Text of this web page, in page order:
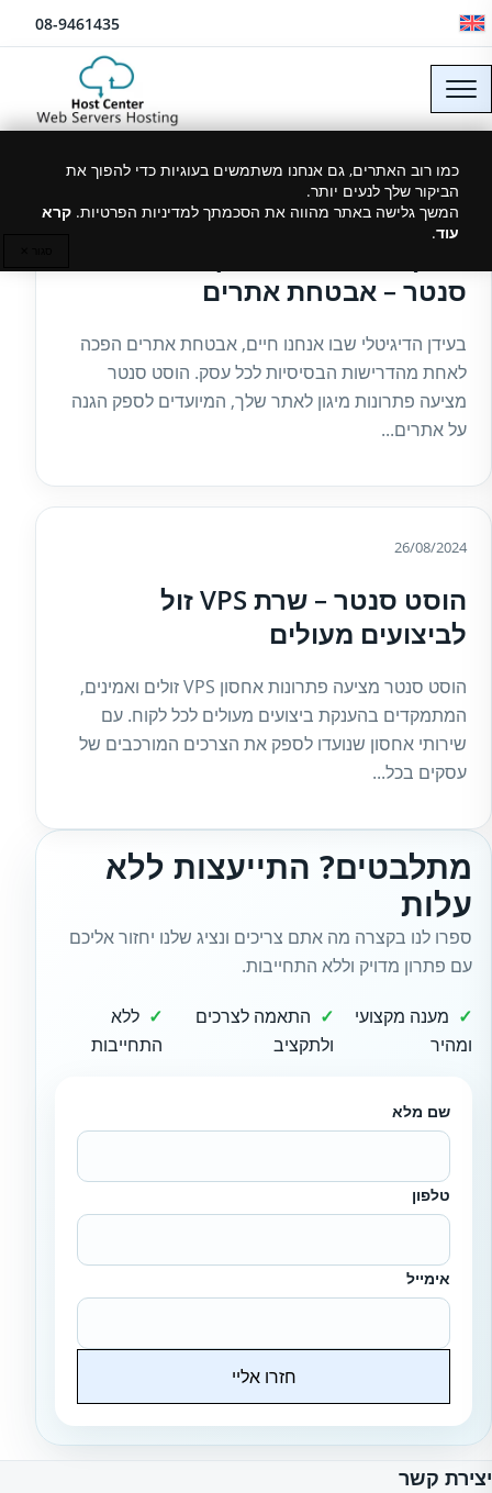
דלג לתוכן 08-9461435
כמו רוב האתרים, גם אנחנו משתמשים בעוגיות כדי להפוך את
הביקור שלך לנעים יותר.
המשך גלישה באתר מהווה את הסכמתך למדיניות הפרטיות. קרא
עוד.
26/08/2024
סנטר – אבטחת אתרים
בעידן הדיגיטלי שבו אנחנו חיים, אבטחת אתרים הפכה
לאחת מהדרישות הבסיסיות לכל עסק. הוסט סנטר
מציעה פתרונות מיגון לאתר שלך, המיועדים לספק הגנה
על אתרים...
26/08/2024
הוסט סנטר – שרת VPS זול
לביצועים מעולים
הוסט סנטר מציעה פתרונות אחסון VPS זולים ואמינים,
המתמקדים בהענקת ביצועים מעולים לכל לקוח. עם
שירותי אחסון שנועדו לספק את הצרכים המורכבים של
עסקים בכל...
מתלבטים? התייעצות ללא
עלות
ספרו לנו בקצרה מה אתם צריכים ונציג שלנו יחזור אליכם
עם פתרון מדויק וללא התחייבות.
מענה מקצועי
ומהיר
התאמה לצרכים
ולתקציב
ללא
התחייבות
שם מלא
טלפון
אימייל
חזרו אליי
יצירת קשר